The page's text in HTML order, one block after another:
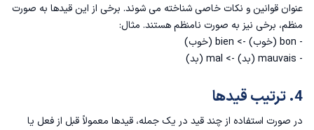
عنوان قوانین و نکات خاصی شناخته می شوند. برخی از این قیدها به صورت
منظم، برخی نیز به صورت نامنظم هستند. مثال:
- bon (خوب) -> bien (خوب)
- mauvais (بد) -> mal (بد)
4. ترتیب قیدها
در صورت استفاده از چند قید در یک جمله، قیدها معمولاً قبل از فعل یا